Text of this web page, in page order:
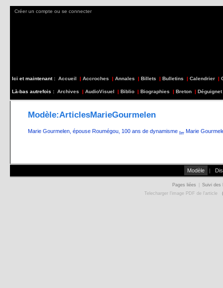
Créer un compte ou se connecter
Ici et maintenant : Accueil | Accroches | Annales | Billets | Bulletins | Calendrier |
Là-bas autrefois : Archives | AudioVisuel | Biblio | Biographies | Breton | Déguignet
Modèle:ArticlesMarieGourmelen
Marie Gourmelen, épouse Roumégou, 100 ans de dynamisme Marie
Modèle
Pages liées
Suivi des
Telecharger l'image PDF de l'article